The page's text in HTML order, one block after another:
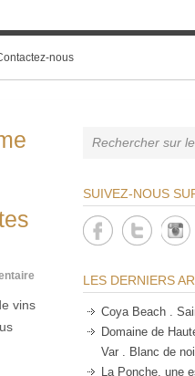
nous
vins
SUIVEZ-NOUS
LES DERNIERS
Coya Beach .
Domaine de
Var . Blanc de
La Ponche, une